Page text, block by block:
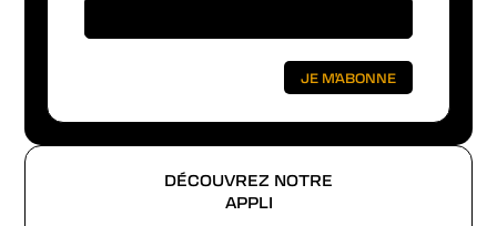
DÉCOUVREZ NOTRE
APPLI